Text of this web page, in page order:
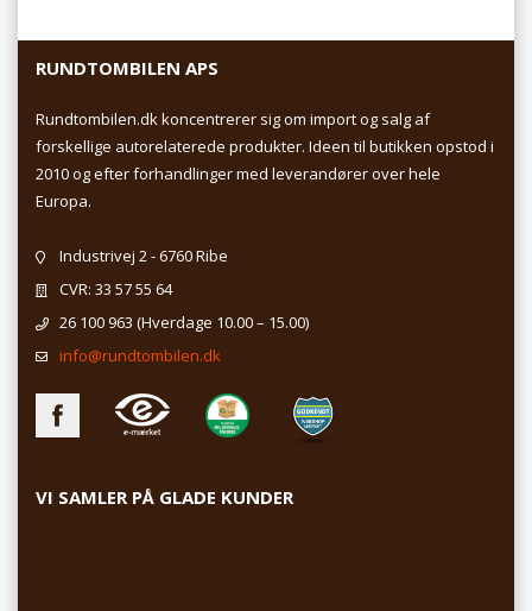
RUNDTOMBILEN APS
Rundtombilen.dk koncentrerer sig om import og salg af
forskellige autorelaterede produkter. Ideen til butikken opstod i
2010 og efter forhandlinger med leverandører over hele
Europa.
Industrivej 2 - 6760 Ribe
CVR: 33 57 55 64
26 100 963 (Hverdage 10.00 – 15.00)
info@rundtombilen.dk
VI SAMLER PÅ GLADE KUNDER